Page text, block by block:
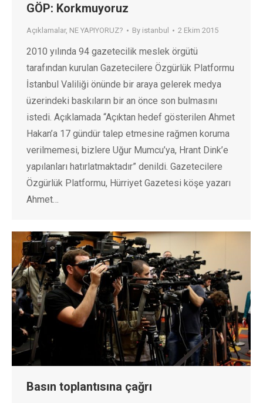
GÖP: Korkmuyoruz
Açıklamalar, NE YAPIYORUZ? By istanbul 2 Ekim 2015
2010 yılında 94 gazetecilik meslek örgütü
tarafından kurulan Gazetecilere Özgürlük Platformu
İstanbul Valiliği önünde bir araya gelerek medya
üzerindeki baskıların bir an önce son bulmasını
istedi. Açıklamada “Açıktan hedef gösterilen Ahmet
Hakan’a 17 gündür talep etmesine rağmen koruma
verilmemesi, bizlere Uğur Mumcu’ya, Hrant Dink’e
yapılanları hatırlatmaktadır” denildi. Gazetecilere
Özgürlük Platformu, Hürriyet Gazetesi köşe yazarı
Ahmet…
Basın toplantısına çağrı